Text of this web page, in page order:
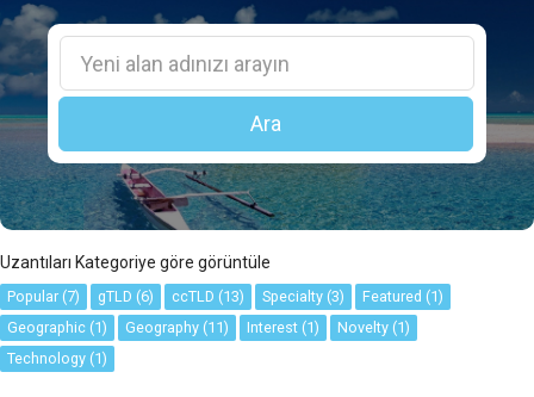
Ara
Uzantıları Kategoriye göre görüntüle
Popular (7) gTLD (6) ccTLD (13) Specialty (3)
Featured (1)
Geographic (1)
Geography (11) Interest (1)
Novelty (1)
Technology (1)